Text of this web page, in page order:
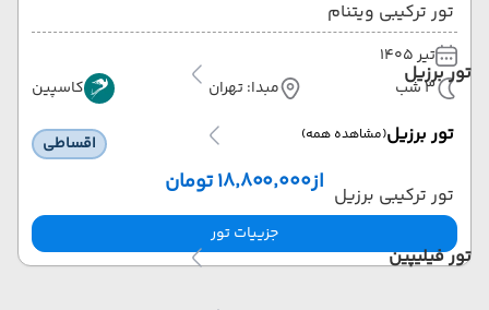
تور ترکیبی ویتنام
تور برزیل
تور برزیل(مشاهده همه)
تور ترکیبی برزیل
تور فیلیپین
تیر 1405
3 شب
مبدا: تهران کاسپین
اقساطی
از۱۸٬۸۰۰٬۰۰۰ تومان
جزییات تور